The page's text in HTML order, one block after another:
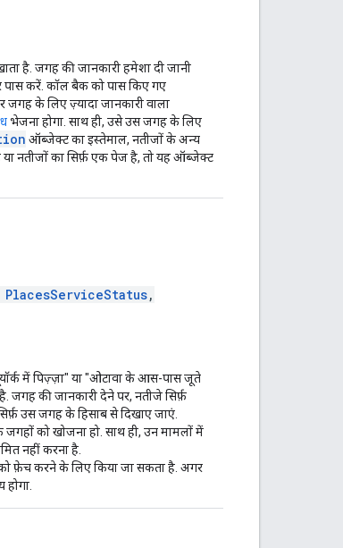
है. जगह की जानकारी हमेशा दी जानी
पास करें. कॉल बैक को पास किए गए
के लिए ज़्यादा जानकारी वाला
भेजना होगा. साथ ही, उसे उस जगह के लिए
ऑब्जेक्ट का इस्तेमाल, नतीजों के अन्य
नतीजों का सिर्फ़ एक पेज है, तो यह ऑब्जेक्ट
PlacesServiceStatus,
में पिज़्ज़ा" या "ओटावा के आस-पास जूते
जगह की जानकारी देने पर, नतीजे सिर्फ़
उस जगह के हिसाब से दिखाए जाएं.
को खोजना हो. साथ ही, उन मामलों में
नहीं करना है.
फ़ेच करने के लिए किया जा सकता है. अगर